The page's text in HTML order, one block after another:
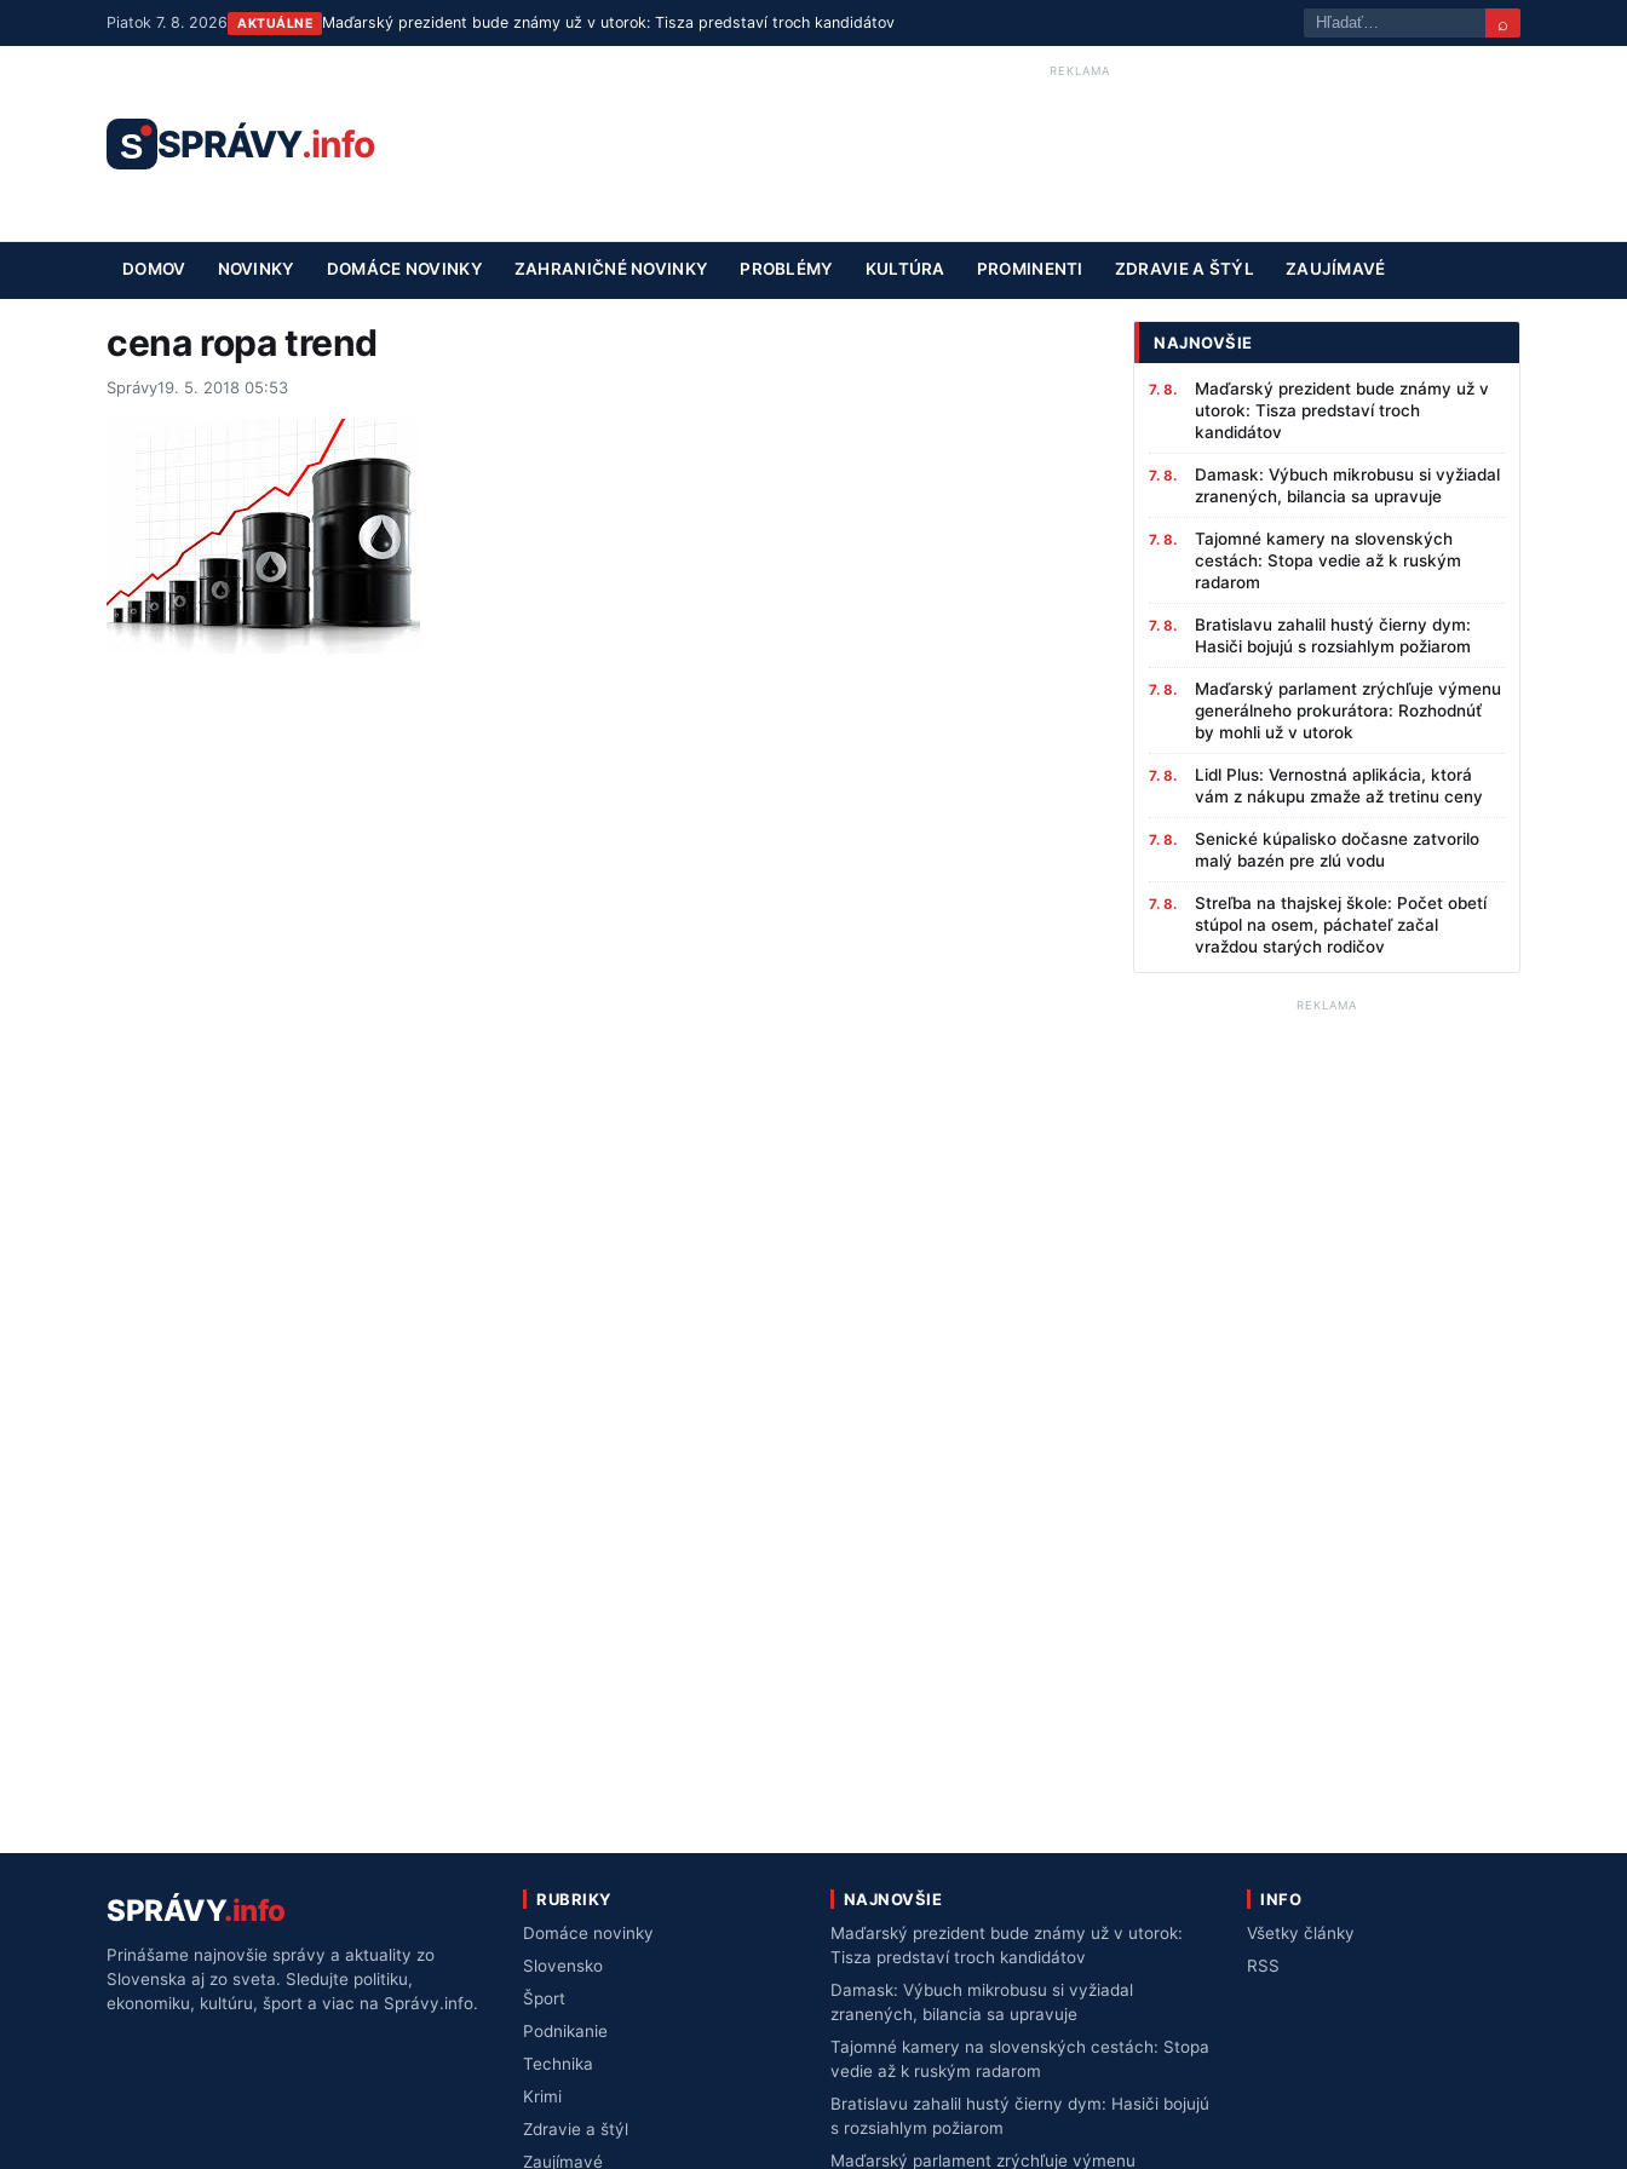
Piatok 7. 8. 2026 AKTUÁLNE Maďarský prezident bude známy už v utorok: Tisza predstaví troch kandidátov ⌕
S SPRÁVY.info
REKLAMA
DOMOV NOVINKY DOMÁCE NOVINKY ZAHRANIČNÉ NOVINKY PROBLÉMY KULTÚRA PROMINENTI ZDRAVIE A ŠTÝL ZAUJÍMAVÉ
cena ropa trend
Správy19. 5. 2018 05:53
NAJNOVŠIE
7. 8.
Maďarský prezident bude známy už v
utorok: Tisza predstaví troch
kandidátov
7. 8.
Damask: Výbuch mikrobusu si vyžiadal
zranených, bilancia sa upravuje
7. 8.
Tajomné kamery na slovenských
cestách: Stopa vedie až k ruským
radarom
7. 8.
Bratislavu zahalil hustý čierny dym:
Hasiči bojujú s rozsiahlym požiarom
7. 8.
Maďarský parlament zrýchľuje výmenu
generálneho prokurátora: Rozhodnúť
by mohli už v utorok
7. 8.
Lidl Plus: Vernostná aplikácia, ktorá
vám z nákupu zmaže až tretinu ceny
7. 8.
Senické kúpalisko dočasne zatvorilo
malý bazén pre zlú vodu
7. 8.
Streľba na thajskej škole: Počet obetí
stúpol na osem, páchateľ začal
vraždou starých rodičov
REKLAMA
SPRÁVY.info
Prinášame najnovšie správy a aktuality zo
Slovenska aj zo sveta. Sledujte politiku,
ekonomiku, kultúru, šport a viac na Správy.info.
RUBRIKY
Domáce novinky
Slovensko
Šport
Podnikanie
Technika
Krimi
Zdravie a štýl
Zaujímavé
NAJNOVŠIE
Maďarský prezident bude známy už v utorok:
Tisza predstaví troch kandidátov
Damask: Výbuch mikrobusu si vyžiadal
zranených, bilancia sa upravuje
Tajomné kamery na slovenských cestách: Stopa
vedie až k ruským radarom
Bratislavu zahalil hustý čierny dym: Hasiči bojujú
s rozsiahlym požiarom
Maďarský parlament zrýchľuje výmenu
INFO
Všetky články
RSS